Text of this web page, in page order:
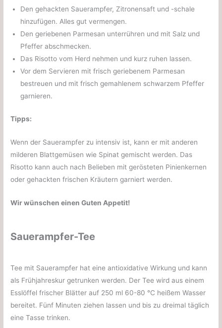
Den gehackten Sauerampfer, Zitronensaft und -schale
hinzufügen. Alles gut vermengen.
Den geriebenen Parmesan unterrühren und mit Salz und
Pfeffer abschmecken.
Das Risotto vom Herd nehmen und kurz ruhen lassen.
Vor dem Servieren mit frisch geriebenem Parmesan
bestreuen und mit frisch gemahlenem schwarzem Pfeffer
garnieren.
Tipps:
Wenn der Sauerampfer zu intensiv ist, kann er mit anderen
milderen Blattgemüsen wie Spinat gemischt werden. Das
Risotto kann auch nach Belieben mit gerösteten Pinienkernen
oder gehackten frischen Kräutern garniert werden.
Wir wünschen einen Guten Appetit!
Sauerampfer-Tee
Tee mit Sauerampfer hat eine antioxidative Wirkung und kann
als Frühjahreskur getrunken werden. Der Tee wird aus einem
Esslöffel frischer Blätter auf 250 ml 60-80 °C heißem Wasser
bereitet. Fünf Minuten ziehen lassen und bis zu dreimal täglich
eine Tasse trinken.